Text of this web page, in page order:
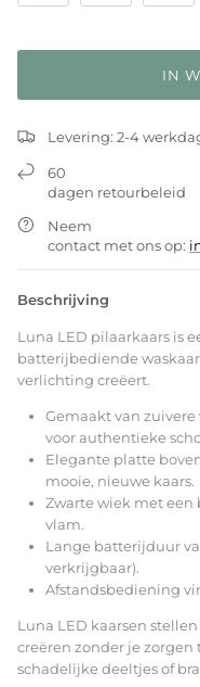
IN
Levering: 2-4
60
dagen retourbeleid
Neem
contact met ons op:
Beschrijving
Luna LED pilaarkaars is
batterijbediende
verlichting creëert.
Gemaakt van
voor authentieke
Elegante platte
mooie, nieuwe kaars.
Zwarte wiek met
vlam.
Lange batterijduur
verkrijgbaar).
Afstandsbediening
Luna LED kaarsen
creëren zonder je zorgen
schadelijke deeltjes of